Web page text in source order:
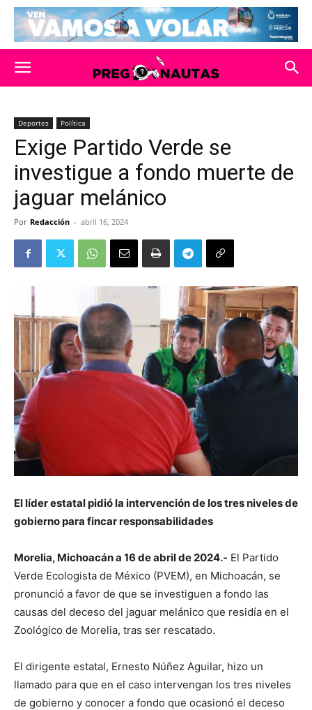
Deportes Política
Exige Partido Verde se
investigue a fondo muerte de
jaguar melánico
Por Redacción - abril 16, 2024
El líder estatal pidió la intervención de los tres niveles de
gobierno para fincar responsabilidades
Morelia, Michoacán a 16 de abril de 2024.- El Partido
Verde Ecologista de México (PVEM), en Michoacán, se
pronunció a favor de que se investiguen a fondo las
causas del deceso del jaguar melánico que residía en el
Zoológico de Morelia, tras ser rescatado.
El dirigente estatal, Ernesto Núñez Aguilar, hizo un
llamado para que en el caso intervengan los tres niveles
de gobierno y conocer a fondo que ocasionó el deceso